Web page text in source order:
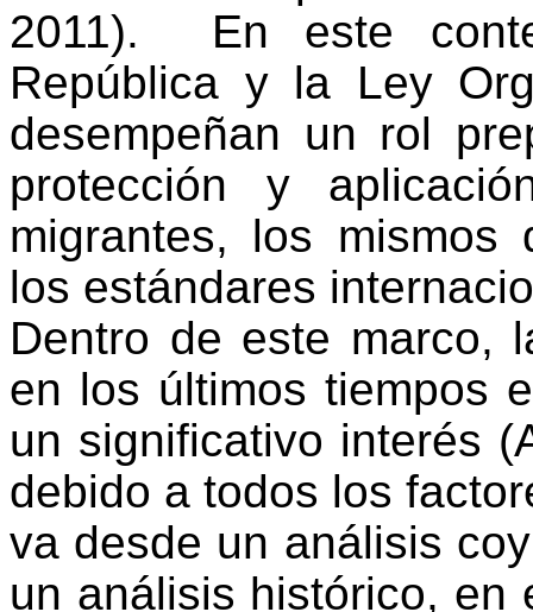
2011). En este
República y la Ley
desempeñan un rol
protección y
migrantes, los mismos
los estándares
Dentro de este marco,
en los últimos tiempos
un significativo interés (
debido a todos los
va desde un análisis
un análisis histórico, en